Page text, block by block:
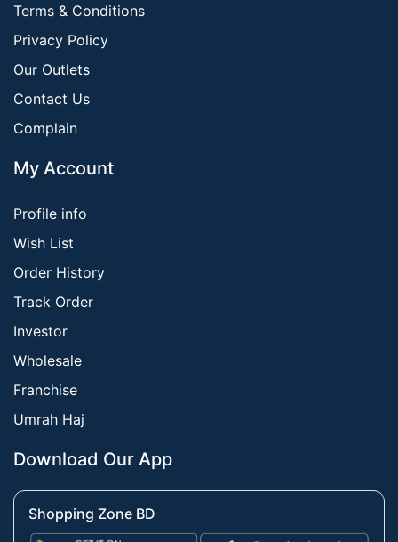
Terms & Conditions
Privacy Policy
Our Outlets
Contact Us
Complain
My Account
Profile info
Wish List
Order History
Track Order
Investor
Wholesale
Franchise
Umrah Haj
Download Our App
Shopping Zone BD